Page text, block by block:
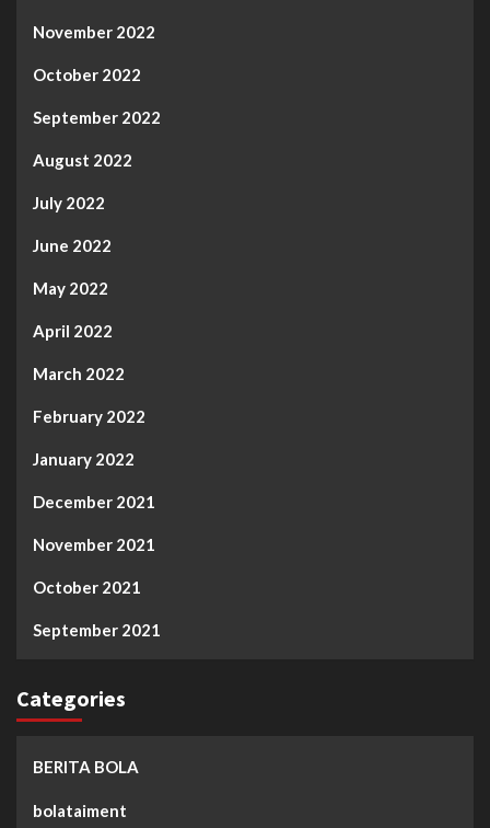
November 2022
October 2022
September 2022
August 2022
July 2022
June 2022
May 2022
April 2022
March 2022
February 2022
January 2022
December 2021
November 2021
October 2021
September 2021
Categories
BERITA BOLA
bolataiment